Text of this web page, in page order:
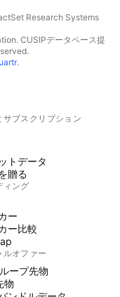
Research Systems
CUSIPデータベース提
.
サブスクリプション
トデータ
贈る
ィング
ー
ー比較
ルオファー
ープ先物
物